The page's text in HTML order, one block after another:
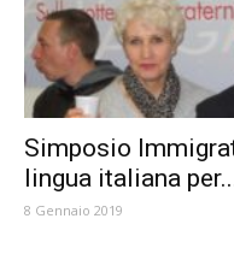
Simposio
lingua italiana
8 Gennaio 2019